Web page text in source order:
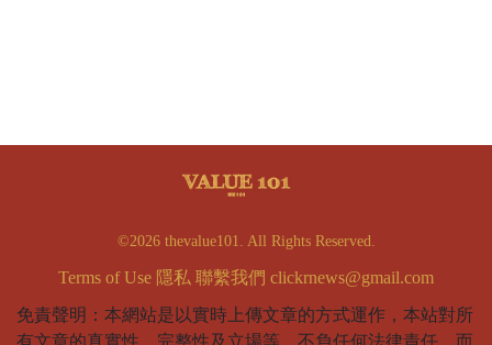
©2026 thevalue101. All Rights Reserved.
Terms of Use 隱私 聯繫我們 clickrnews@gmail.com
免責聲明：本網站是以實時上傳文章的方式運作，本站對所
有文章的真實性、完整性及立場等，不負任何法律責任。而